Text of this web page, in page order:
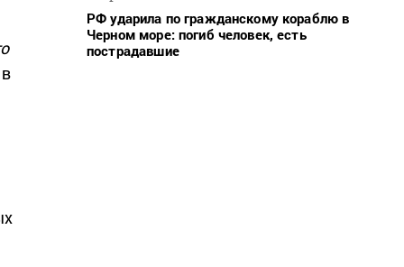
РФ ударила по гражданскому кораблю в
Черном море: погиб человек, есть
пострадавшие